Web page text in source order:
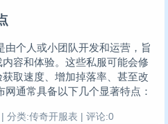
个人或小团队开发和运营，旨
容和体验。这些私服可能会修
取速度、增加掉落率、甚至改
通常具备以下几个显著特点：
分类:传奇开服表 | 评论:0